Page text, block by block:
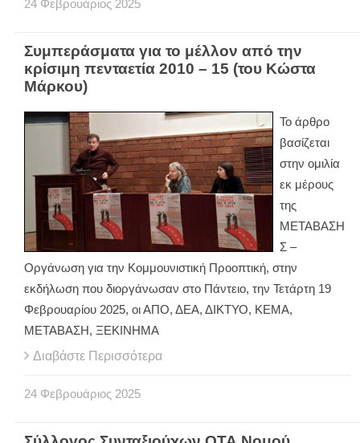
24 Φεβρουάριος 2025
Συμπεράσματα για το μέλλον από την
κρίσιμη πενταετία 2010 – 15 (του Κώστα
Μάρκου)
Το άρθρο
βασίζεται
στην ομιλία
εκ μέρους
της
ΜΕΤΑΒΑΣΗ
Σ –
Οργάνωση για την Κομμουνιστική Προοπτική, στην
εκδήλωση που διοργάνωσαν στο Πάντειο, την Τετάρτη 19
Φεβρουαρίου 2025, οι ΑΠΟ, ΔΕΑ, ΔΙΚΤΥΟ, ΚΕΜΑ,
ΜΕΤΑΒΑΣΗ, ΞΕΚΙΝΗΜΑ
Διαβάστε Περισσότερα
24 Φεβρουάριος 2025